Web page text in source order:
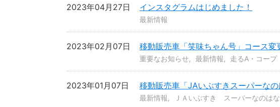
インスタグラムはじめました！
2023年04月27日
最新情報
移動販売車「笑味ちゃん号」コース変
2023年02月07日
重要なお知らせ 最新情報 走るA・コー
移動販売車「JAいぶすきスーパーな
2023年01月07日
最新情報 ＪＡいぶすき スーパーなのは